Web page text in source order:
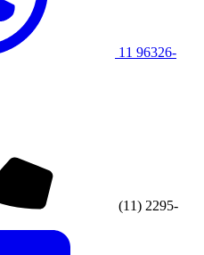
11 96326-
(11) 2295-